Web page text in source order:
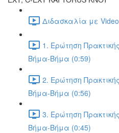
Διδασκαλία με
1. Ερώτηση
Βήμα-Βήμα (0:59)
2. Ερώτηση
Βήμα-Βήμα (0:56)
3. Ερώτηση
Βήμα-Βήμα (0:45)